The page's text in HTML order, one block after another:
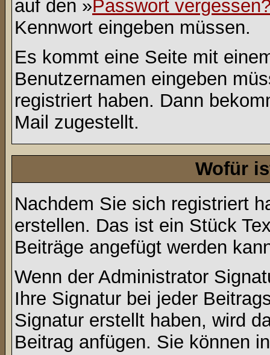
auf den »Passwort
Kennwort eingeben müssen.
Es kommt eine Seite mit
Benutzernamen eingeben
registriert haben. Dann
Mail zugestellt.
Wofür
Nachdem Sie sich registriert
erstellen. Das ist ein Stück
Beiträge angefügt werden
Wenn der Administrator
Ihre Signatur bei jeder
Signatur erstellt haben, wird
Beitrag anfügen. Sie können